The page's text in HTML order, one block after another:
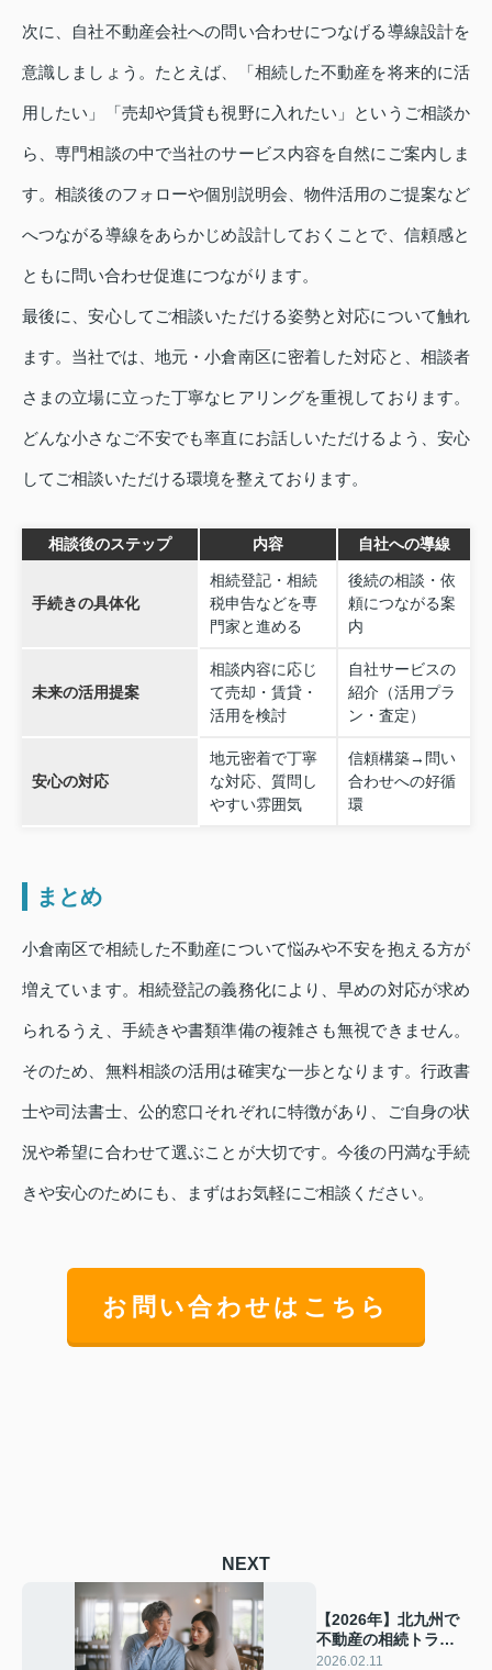
次に、自社不動産会社への問い合わせにつなげる導線設計を
意識しましょう。たとえば、「相続した不動産を将来的に活
用したい」「売却や賃貸も視野に入れたい」というご相談か
ら、専門相談の中で当社のサービス内容を自然にご案内しま
す。相談後のフォローや個別説明会、物件活用のご提案など
へつながる導線をあらかじめ設計しておくことで、信頼感と
ともに問い合わせ促進につながります。
最後に、安心してご相談いただける姿勢と対応について触れ
ます。当社では、地元・小倉南区に密着した対応と、相談者
さまの立場に立った丁寧なヒアリングを重視しております。
どんな小さなご不安でも率直にお話しいただけるよう、安心
してご相談いただける環境を整えております。
相談後のステップ 内容 自社への導線
手続きの具体化
相続登記・相続
税申告などを専
門家と進める
後続の相談・依
頼につながる案
内
未来の活用提案
相談内容に応じ
て売却・賃貸・
活用を検討
自社サービスの
紹介（活用プラ
ン・査定）
安心の対応
地元密着で丁寧
な対応、質問し
やすい雰囲気
信頼構築→問い
合わせへの好循
環
まとめ
小倉南区で相続した不動産について悩みや不安を抱える方が
増えています。相続登記の義務化により、早めの対応が求め
られるうえ、手続きや書類準備の複雑さも無視できません。
そのため、無料相談の活用は確実な一歩となります。行政書
士や司法書士、公的窓口それぞれに特徴があり、ご自身の状
況や希望に合わせて選ぶことが大切です。今後の円満な手続
きや安心のためにも、まずはお気軽にご相談ください。
お問い合わせはこちら
NEXT
【2026年】北九州で
不動産の相続トラブ
ルが増加中？売却時
2026.02.11